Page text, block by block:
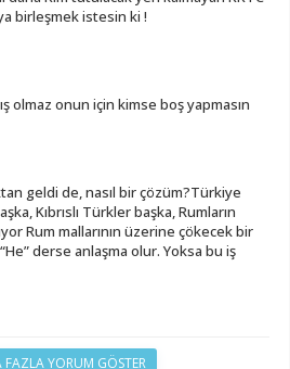
birleşmek istesin ki !
olmaz onun için kimse boş yapmasın
geldi de, nasıl bir çözüm?Türkiye
Kıbrıslı Türkler başka, Rumların
Rum mallarının üzerine çökecek bir
derse anlaşma olur. Yoksa bu iş
FAZLA YORUM GÖSTER